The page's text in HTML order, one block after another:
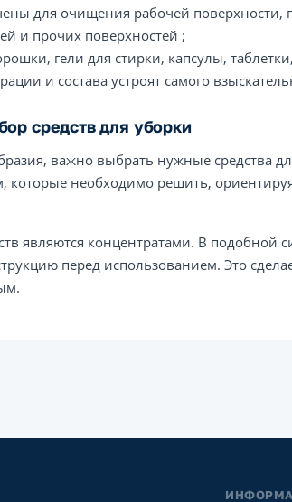
для очищения рабочей поверхности,
и прочих поверхностей ;
гели для стирки, капсулы,
и состава устроят самого
средств для уборки
важно выбрать нужные средства
которые необходимо решить,
являются концентратами. В подобной
перед использованием. Это